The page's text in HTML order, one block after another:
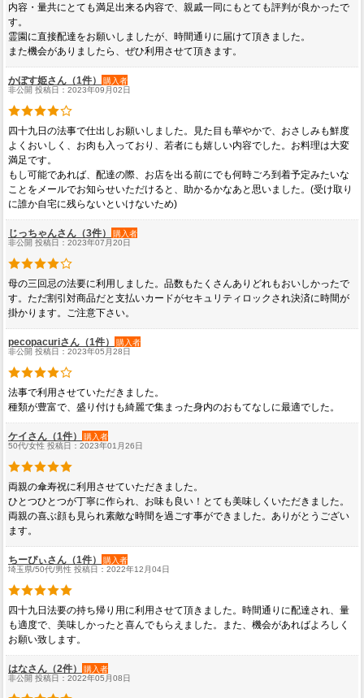
内容・量共にとても満足出来る内容で、親戚一同にもとても評判が良かったで
す。
霊園に直接配達をお願いしましたが、時間通りに届けて頂きました。
また機会がありましたら、ぜひ利用させて頂きます。
かぼす姫さん（1件）
購入者
非公開 投稿日：2023年09月02日
四十九日の法事で仕出しお願いしました。見た目も華やかで、おさしみも鮮度
よくおいしく、お肉も入っており、若者にも嬉しい内容でした。お料理は大変
満足です。
もし可能であれば、配達の際、お店を出る前にでも何時ごろ到着予定みたいな
ことをメールでお知らせいただけると、助かるかなあと思いました。(受け取り
に誰か自宅に残らないといけないため)
じっちゃんさん（3件）
購入者
非公開 投稿日：2023年07月20日
母の三回忌の法要に利用しました。品数もたくさんありどれもおいしかったで
す。ただ割引対商品だと支払いカードがセキュリティロックされ決済に時間が
掛かります。ご注意下さい。
pecopacuriさん（1件）
購入者
非公開 投稿日：2023年05月28日
法事で利用させていただきました。
種類が豊富で、盛り付けも綺麗で集まった身内のおもてなしに最適でした。
ケイさん（1件）
購入者
50代/女性 投稿日：2023年01月26日
両親の傘寿祝に利用させていただきました。
ひとつひとつが丁寧に作られ、お味も良い！とても美味しくいただきました。
両親の喜ぶ顔も見られ素敵な時間を過ごす事ができました。ありがとうござい
ます。
ちーぴぃさん（1件）
購入者
埼玉県/50代/男性 投稿日：2022年12月04日
四十九日法要の持ち帰り用に利用させて頂きました。時間通りに配達され、量
も適度で、美味しかったと喜んでもらえました。また、機会があればよろしく
お願い致します。
はなさん（2件）
購入者
非公開 投稿日：2022年05月08日